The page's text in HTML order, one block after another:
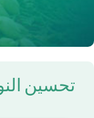
تحسين